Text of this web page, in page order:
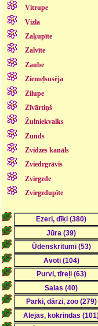
Vitrupe
Vizla
Zaķupīte
Zalvīte
Zaube
Ziemeļsusēja
Zilupe
Zīvārtiņš
Žulniekvalks
Zunds
Zvidzes kanāls
Zviedrgrāvis
Zvirgzde
Zvirgzdupīte